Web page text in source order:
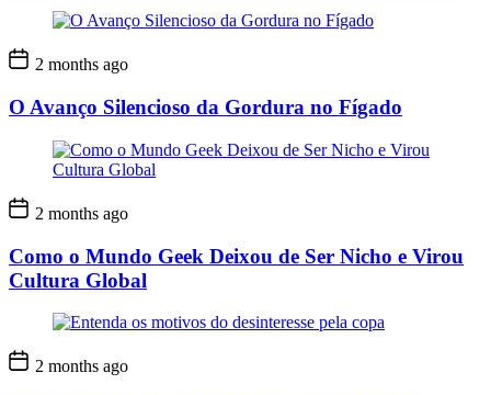
2 months ago
O Avanço Silencioso da Gordura no Fígado
2 months ago
Como o Mundo Geek Deixou de Ser Nicho e Virou
Cultura Global
2 months ago